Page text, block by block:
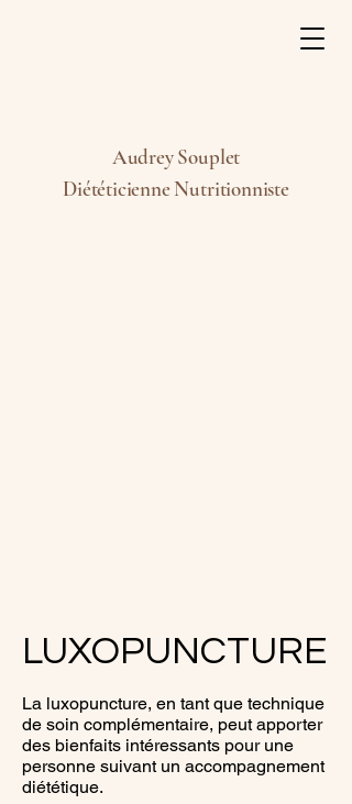
Audrey Souplet
Diététicienne Nutritionniste
LUXOPUNCTURE
La luxopuncture, en tant que technique
de soin complémentaire, peut apporter
des bienfaits intéressants pour une
personne suivant un accompagnement
diététique.